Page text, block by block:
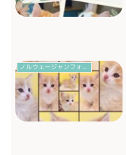
ノルウェージャンフォレストキャット